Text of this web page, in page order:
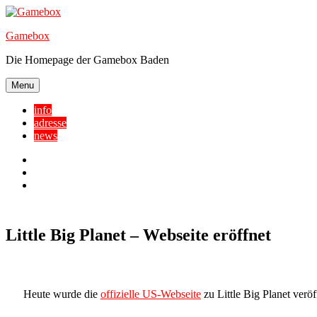
Skip
content
Gamebox
Die Homepage der Gamebox Baden
Menu
info
adresse
news
Little Big Planet – Webseite eröffnet
Heute wurde die offizielle US-Webseite zu Little Big Planet